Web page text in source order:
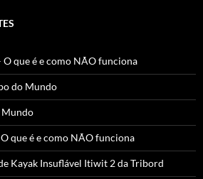
O que é e como NÃO funciona
do Mundo
Mundo
que é e como NÃO funciona
Kayak Insuflável Itiwit 2 da Tribord